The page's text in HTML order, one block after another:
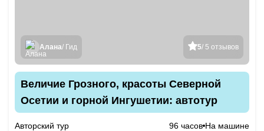
5/ 5 отзывов
Алана/ Гид
Величие Грозного, красоты Северной
Осетии и горной Ингушетии: автотур
Авторский тур 96 часов На машине